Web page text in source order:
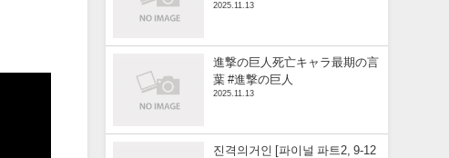
2025.11.13
進撃の巨人死亡キャラ最期の言
葉 #進撃の巨人
2025.11.13
진격의거인 [파이널 파트2, 9-12